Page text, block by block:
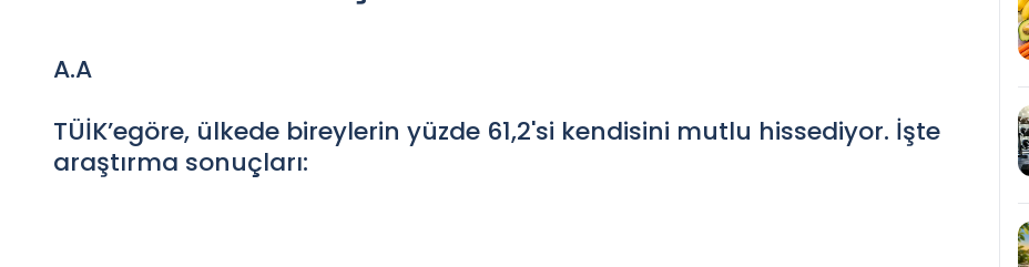
A.A
TÜİK’egöre, ülkede bireylerin yüzde 61,2'si kendisini mutlu hissediyor. İşte
araştırma sonuçları: